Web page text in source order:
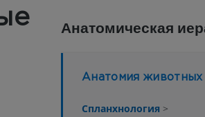
Анатомическая
Анатомия животных
Спланхнология >